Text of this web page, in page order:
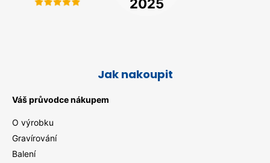
Jak nakoupit
Váš průvodce nákupem
O výrobku
Gravírování
Balení